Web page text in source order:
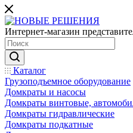
Интернет-магазин
Каталог
Грузоподъемное оборудование
Домкраты и насосы
Домкраты винтовые,
Домкраты гидравлические
Домкраты подкатные